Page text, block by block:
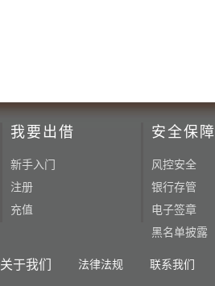
我要出借
新手入门
注册
充值
安全保障
风控安全
银行存管
电子签章
黑名单披露
关于我们 法律法规 联系我们